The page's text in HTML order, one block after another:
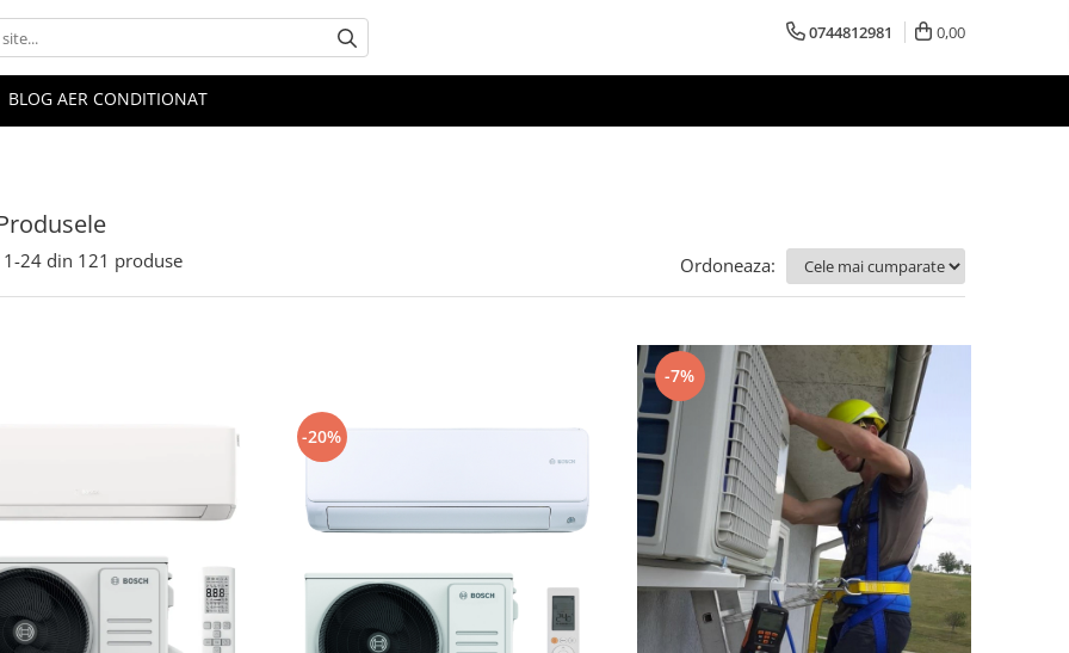
0744812981 0,00
BLOG AER CONDITIONAT
1-24 din 121 produse Ordoneaza:
-20%
-7%